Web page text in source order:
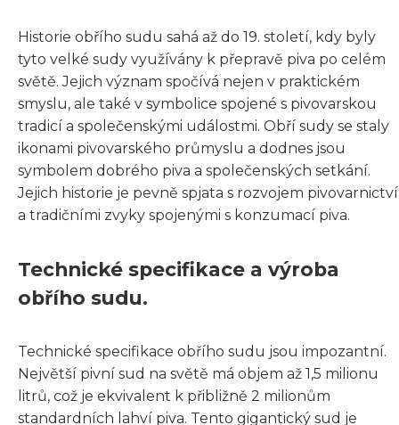
Historie obřího sudu sahá až do 19. století, kdy byly
tyto velké sudy využívány k přepravě piva po celém
světě. Jejich význam spočívá nejen v praktickém
smyslu, ale také v symbolice spojené s pivovarskou
tradicí a společenskými událostmi. Obří sudy se staly
ikonami pivovarského průmyslu a dodnes jsou
symbolem dobrého piva a společenských setkání.
Jejich historie je pevně spjata s rozvojem pivovarnictví
a tradičními zvyky spojenými s konzumací piva.
Technické specifikace a výroba
obřího sudu.
Technické specifikace obřího sudu jsou impozantní.
Největší pivní sud na světě má objem až 1,5 milionu
litrů, což je ekvivalent k přibližně 2 milionům
standardních lahví piva. Tento gigantický sud je